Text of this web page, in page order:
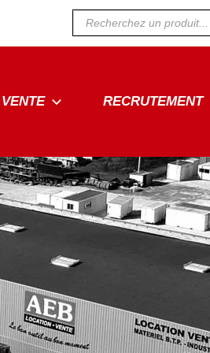
Recherche
de
produits
VENTE RECRUTEMENT